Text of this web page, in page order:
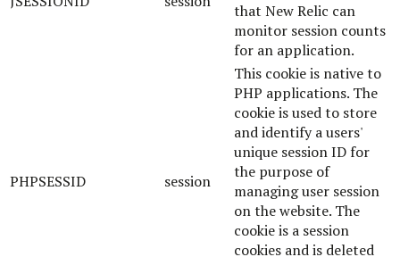
that New Relic can
monitor session counts
for an application.
PHPSESSID session
This cookie is native to
PHP applications. The
cookie is used to store
and identify a users'
unique session ID for
the purpose of
managing user session
on the website. The
cookie is a session
cookies and is deleted